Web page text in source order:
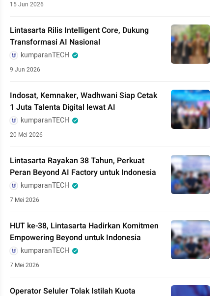
15 Jun 2026
Lintasarta Rilis Intelligent Core, Dukung
Transformasi AI Nasional
kumparanTECH
9 Jun 2026
Indosat, Kemnaker, Wadhwani Siap Cetak
1 Juta Talenta Digital lewat AI
kumparanTECH
20 Mei 2026
Lintasarta Rayakan 38 Tahun, Perkuat
Peran Beyond AI Factory untuk Indonesia
kumparanTECH
7 Mei 2026
HUT ke-38, Lintasarta Hadirkan Komitmen
Empowering Beyond untuk Indonesia
kumparanTECH
7 Mei 2026
Operator Seluler Tolak Istilah Kuota